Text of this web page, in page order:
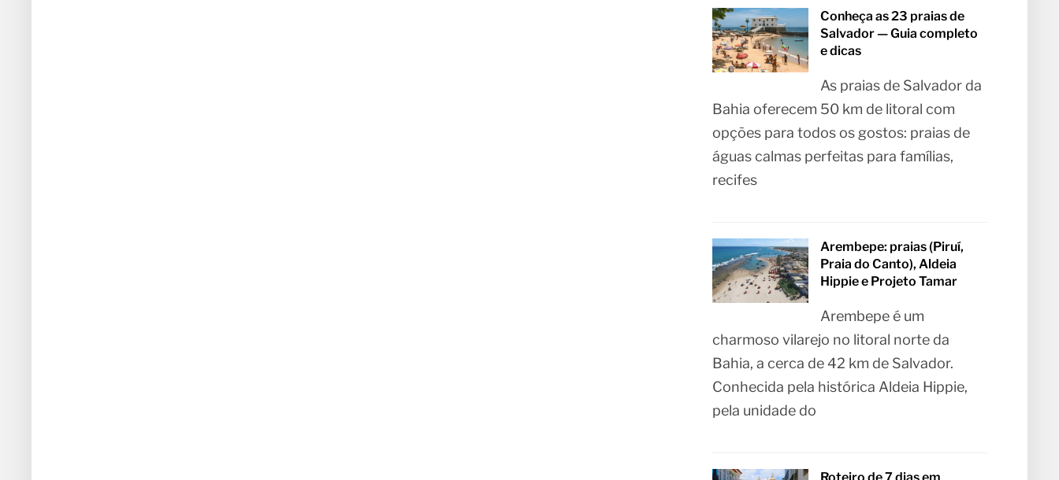
Conheça as 23 praias de
Salvador — Guia completo
e dicas
As praias de Salvador da
Bahia oferecem 50 km de litoral com
opções para todos os gostos: praias de
águas calmas perfeitas para famílias,
recifes
Arembepe: praias (Piruí,
Praia do Canto), Aldeia
Hippie e Projeto Tamar
Arembepe é um
charmoso vilarejo no litoral norte da
Bahia, a cerca de 42 km de Salvador.
Conhecida pela histórica Aldeia Hippie,
pela unidade do